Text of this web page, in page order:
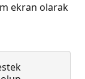
ekran olarak